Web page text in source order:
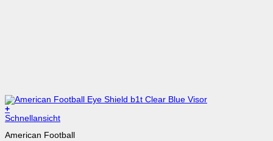
+
Schnellansicht
American Football